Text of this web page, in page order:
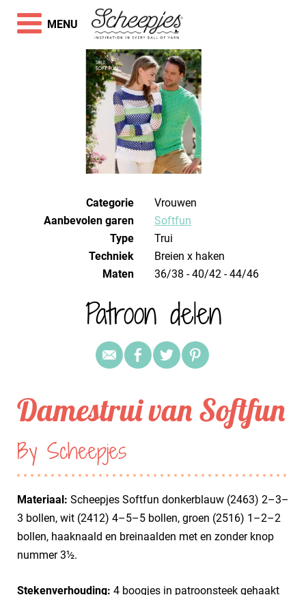
Categorie
Vrouwen
Aanbevolen garen
Softfun
Type
Trui
Techniek
breien x haken
Maten
36/38 - 40/42 - 44/46
Patroon delen
Damestrui van Softfun
By Scheepjes
Materiaal: Scheepjes Softfun donkerblauw (2463) 2–3–
3 bollen, wit (2412) 4–5–5 bollen, groen (2516) 1–2–2
bollen, haaknaald en breinaalden met en zonder knop
nummer 3½.
Stekenverhouding: 4 boogjes in patroonsteek gehaakt
MENU